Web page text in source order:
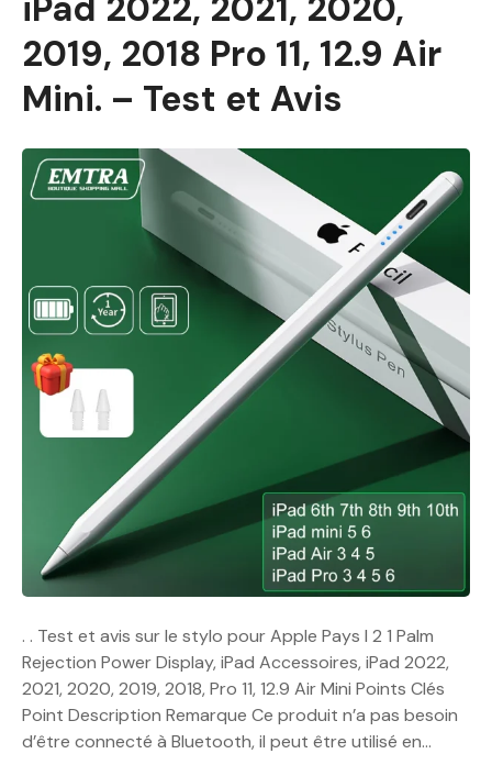
iPad 2022, 2021, 2020,
2019, 2018 Pro 11, 12.9 Air
Mini. – Test et Avis
. . Test et avis sur le stylo pour Apple Pays l 2 1 Palm
Rejection Power Display, iPad Accessoires, iPad 2022,
2021, 2020, 2019, 2018, Pro 11, 12.9 Air Mini Points Clés
Point Description Remarque Ce produit n’a pas besoin
d’être connecté à Bluetooth, il peut être utilisé en…